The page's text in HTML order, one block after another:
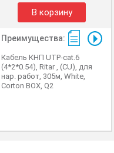
В корзину
Преимущества:
Кабель КНП UTP-cat.6
(4*2*0.54), Ritar , (CU), для
нар. работ, 305м, White,
Corton BOX, Q2